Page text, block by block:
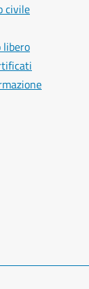
civile
libero